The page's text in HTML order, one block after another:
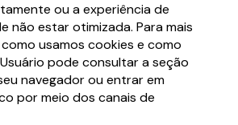
ou a experiência de
não estar otimizada. Para mais
usamos cookies e como
pode consultar a seção
navegador ou entrar em
por meio dos canais de